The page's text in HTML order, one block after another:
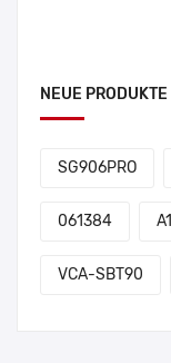
NEUE PRODUKTE
SG906PRO
061384
VCA-SBT90